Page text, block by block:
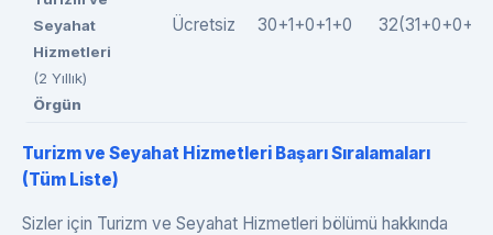
Seyahat
Hizmetleri
(2 Yıllık)
Örgün
Ücretsiz 30+1+0+1+0
Turizm ve Seyahat Hizmetleri Başarı Sıralamaları
(Tüm Liste)
Sizler için Turizm ve Seyahat Hizmetleri bölümü hakkında